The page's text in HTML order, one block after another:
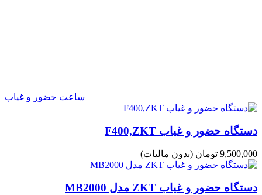
ساعت حضور و غیاب
دستگاه حضور و غیاب F400,ZKT
9,500,000 تومان (بدون مالیات)
دستگاه حضور و غیاب ZKT مدل MB2000